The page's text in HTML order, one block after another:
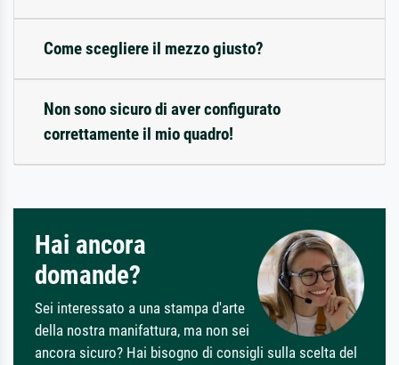
Come scegliere il mezzo giusto?
Non sono sicuro di aver configurato
correttamente il mio quadro!
Hai ancora
domande?
Sei interessato a una stampa d'arte
della nostra manifattura, ma non sei
ancora sicuro? Hai bisogno di consigli sulla scelta del